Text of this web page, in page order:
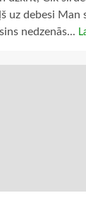
uz debesi Man
nedzenās...